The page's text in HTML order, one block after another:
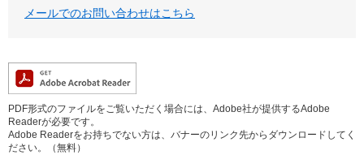
メールでのお問い合わせはこちら
PDF形式のファイルをご覧いただく場合には、Adobe社が提供するAdobe
Readerが必要です。
Adobe Readerをお持ちでない方は、バナーのリンク先からダウンロードしてく
ださい。（無料）